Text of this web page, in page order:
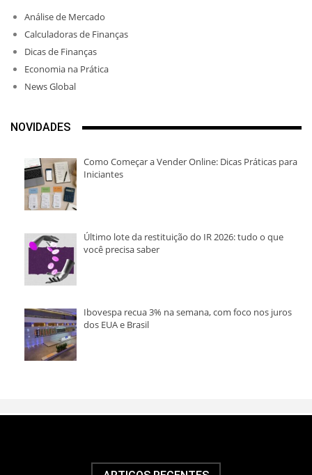
Análise de Mercado
Calculadoras de Finanças
Dicas de Finanças
Economia na Prática
News Global
NOVIDADES
Como Começar a Vender Online: Dicas Práticas para
Iniciantes
Último lote da restituição do IR 2026: tudo o que
você precisa saber
Ibovespa recua 3% na semana, com foco nos juros
dos EUA e Brasil